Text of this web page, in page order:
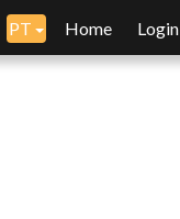
PT Home Login